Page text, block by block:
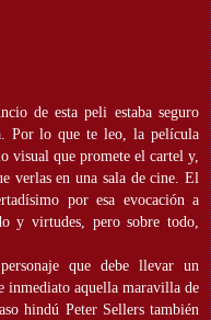
de esta peli estaba seguro
Por lo que te leo, la película
visual que promete el cartel y,
verlas en una sala de cine. El
por esa evocación a
y virtudes, pero sobre todo,
que debe llevar un
inmediato aquella maravilla de
hindú Peter Sellers también